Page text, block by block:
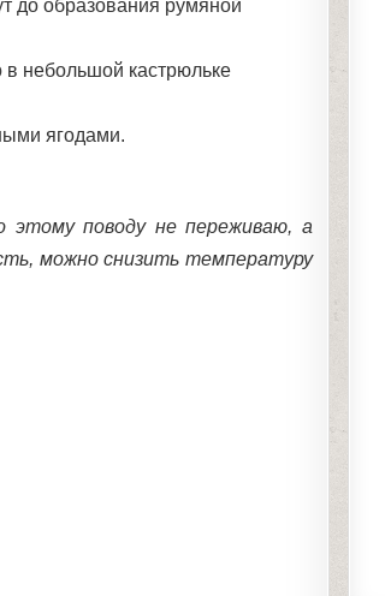
до образования румяной
в небольшой кастрюльке
ягодами.
поводу не переживаю, а
можно снизить температуру